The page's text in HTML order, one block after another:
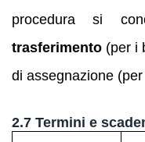
procedura si
trasferimento (per i
di assegnazione
2.7 Termini e